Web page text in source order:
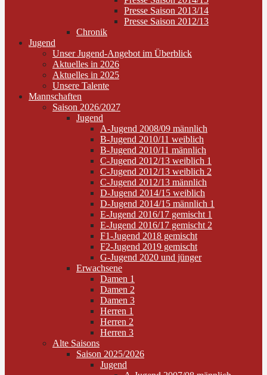
Presse Saison 2013/14
Presse Saison 2012/13
Chronik
Jugend
Unser Jugend-Angebot im Überblick
Aktuelles in 2026
Aktuelles in 2025
Unsere Talente
Mannschaften
Saison 2026/2027
Jugend
A-Jugend 2008/09 männlich
B-Jugend 2010/11 weiblich
B-Jugend 2010/11 männlich
C-Jugend 2012/13 weiblich 1
C-Jugend 2012/13 weiblich 2
C-Jugend 2012/13 männlich
D-Jugend 2014/15 weiblich
D-Jugend 2014/15 männlich 1
E-Jugend 2016/17 gemischt 1
E-Jugend 2016/17 gemischt 2
F1-Jugend 2018 gemischt
F2-Jugend 2019 gemischt
G-Jugend 2020 und jünger
Erwachsene
Damen 1
Damen 2
Damen 3
Herren 1
Herren 2
Herren 3
Alte Saisons
Saison 2025/2026
Jugend